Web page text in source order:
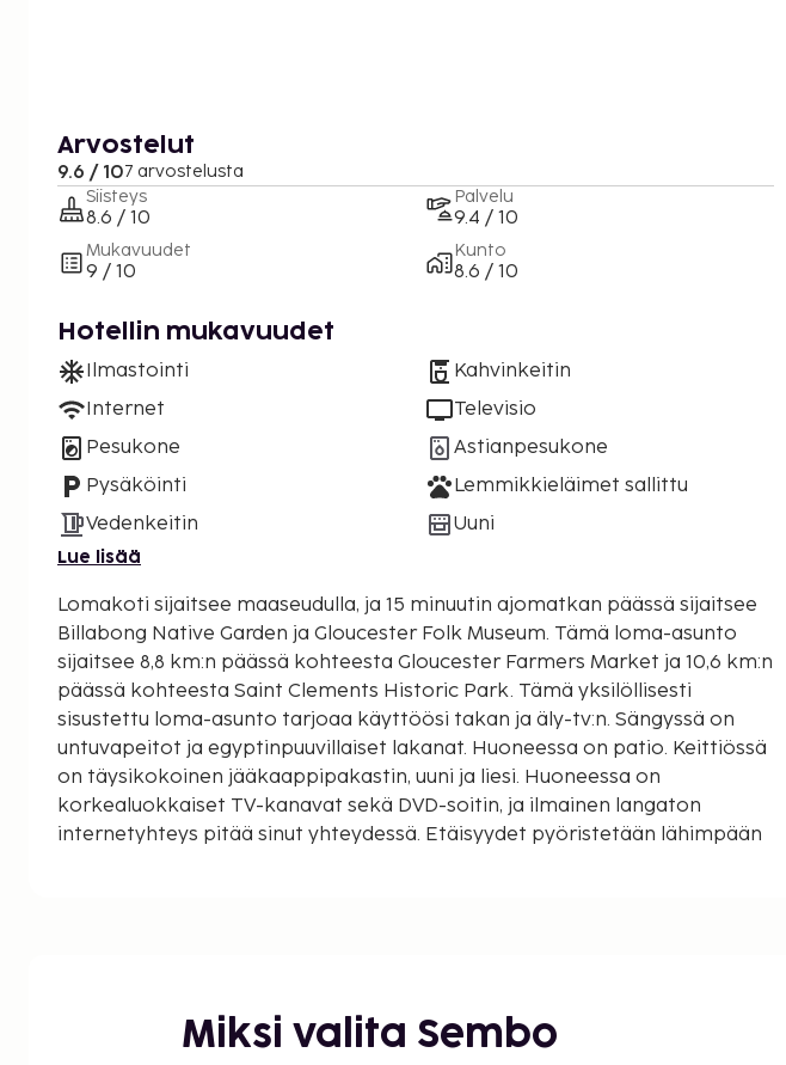
Arvostelut
9.6 / 107 arvostelusta
Siisteys
8.6 / 10
Mukavuudet
9 / 10
Palvelu
9.4 / 10
Kunto
8.6 / 10
Hotellin mukavuudet
Ilmastointi
Internet
Pesukone
Pysäköinti
Vedenkeitin
Kahvinkeitin
Televisio
Astianpesukone
Lemmikkieläimet sallittu
Uuni
Lue lisää
Lomakoti sijaitsee maaseudulla, ja 15 minuutin ajomatkan päässä sijaitsee
Billabong Native Garden ja Gloucester Folk Museum. Tämä loma-asunto
sijaitsee 8,8 km:n päässä kohteesta Gloucester Farmers Market ja 10,6 km:n
päässä kohteesta Saint Clements Historic Park. Tämä yksilöllisesti
sisustettu loma-asunto tarjoaa käyttöösi takan ja äly-tv:n. Sängyssä on
untuvapeitot ja egyptinpuuvillaiset lakanat. Huoneessa on patio. Keittiössä
on täysikokoinen jääkaappipakastin, uuni ja liesi. Huoneessa on
korkealuokkaiset TV-kanavat sekä DVD-soitin, ja ilmainen langaton
internetyhteys pitää sinut yhteydessä. Etäisyydet pyöristetään lähimpään
Saint Clements Historic Park - 10,6 km / 6,6 mi
Gloucester Country Club - 11,2 km / 7 mi
Miksi valita Sembo